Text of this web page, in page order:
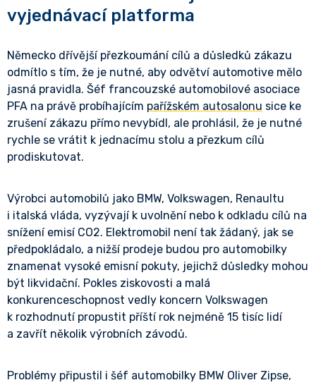
vyjednávací platforma
Německo dřívější přezkoumání cílů a důsledků zákazu
odmítlo s tím, že je nutné, aby odvětví automotive mělo
jasná pravidla. Šéf francouzské automobilové asociace
PFA na právě probíhajícím pařížském autosalonu sice ke
zrušení zákazu přímo nevybídl, ale prohlásil, že je nutné
rychle se vrátit k jednacímu stolu a přezkum cílů
prodiskutovat.
Výrobci automobilů jako BMW, Volkswagen, Renaultu
i italská vláda, vyzývají k uvolnění nebo k odkladu cílů na
snížení emisí CO2. Elektromobil není tak žádaný, jak se
předpokládalo, a nižší prodeje budou pro automobilky
znamenat vysoké emisní pokuty, jejichž důsledky mohou
být likvidační. Pokles ziskovosti a malá
konkurenceschopnost vedly koncern Volkswagen
k rozhodnutí propustit příští rok nejméně 15 tisíc lidí
a zavřít několik výrobních závodů.
Problémy připustil i šéf automobilky BMW Oliver Zipse,